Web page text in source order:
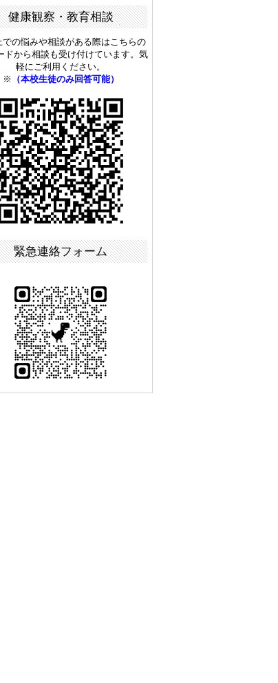
健康観察・教育相談
での悩みや相談がある際はこちらの
ドから相談も受け付けています。気
軽にご利用ください。
※ （本校生徒のみ回答可能）
緊急連絡フォーム